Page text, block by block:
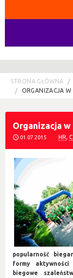
STRONA GŁÓWNA
ORGANIZACJA W
Organizacja
01.07.2015 HR,
popularność
formy aktywności
biegowe